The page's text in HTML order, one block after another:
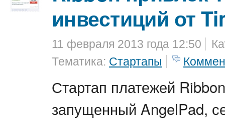
инвестиций от
11 февраля 2013 года 12:50
Тематика: Стартапы
Стартап платежей
запущенный AngelPad,